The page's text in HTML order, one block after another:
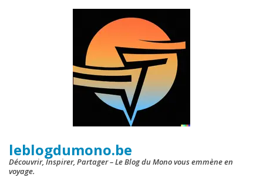
leblogdumono.be
Découvrir, Inspirer, Partager – Le Blog du Mono vous emmène en
voyage.